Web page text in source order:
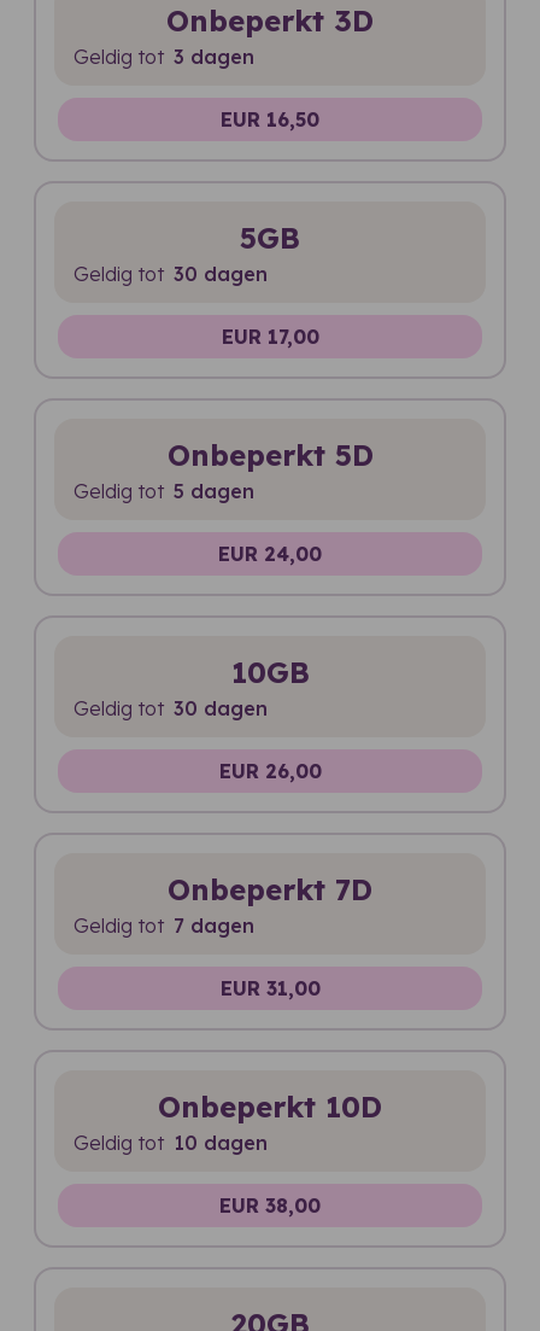
Onbeperkt 3D
Geldig tot 3 dagen
EUR 16,50
5GB
Geldig tot 30 dagen
EUR 17,00
Onbeperkt 5D
Geldig tot 5 dagen
EUR 24,00
10GB
Geldig tot 30 dagen
EUR 26,00
Onbeperkt 7D
Geldig tot 7 dagen
EUR 31,00
Onbeperkt 10D
Geldig tot 10 dagen
EUR 38,00
20GB